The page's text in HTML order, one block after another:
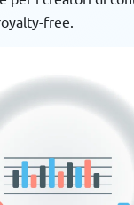
free.